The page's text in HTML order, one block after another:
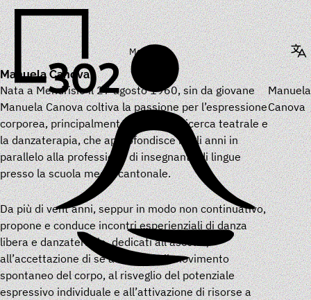
Menu
Manuela Canova
Nata a Mendrisio il 27 agosto 1960, sin da giovane
Manuela Canova coltiva la passione per l’espressione
corporea, principalmente tramite la ricerca teatrale e
la danzaterapia, che approfondisce negli anni in
parallelo alla professione di insegnante di lingue
presso la scuola media cantonale.
Da più di vent’anni, seppur in modo non continuativo,
propone e conduce incontri esperienziali di danza
libera e danzaterapia, dedicati all’ascolto,
all’accettazione di sé attraverso il movimento
spontaneo del corpo, al risveglio del potenziale
espressivo individuale e all’attivazione di risorse a
Manuela
Canova